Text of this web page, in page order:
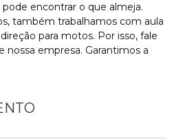
encontrar o que almeja.
também trabalhamos com aula
para motos. Por isso, fale
nossa empresa. Garantimos a